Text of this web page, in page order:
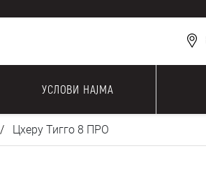
УСЛОВИ НАЈМА
Цхерy Тигго 8 ПРО